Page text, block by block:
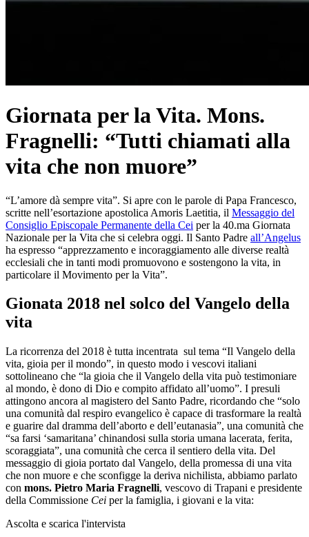
Giornata per la Vita. Mons.
Fragnelli: “Tutti chiamati alla
vita che non muore”
“L’amore dà sempre vita”. Si apre con le parole di Papa Francesco,
scritte nell’esortazione apostolica Amoris Laetitia, il Messaggio del
Consiglio Episcopale Permanente della Cei per la 40.ma Giornata
Nazionale per la Vita che si celebra oggi. Il Santo Padre all’Angelus
ha espresso “apprezzamento e incoraggiamento alle diverse realtà
ecclesiali che in tanti modi promuovono e sostengono la vita, in
particolare il Movimento per la Vita”.
Gionata 2018 nel solco del Vangelo della
vita
La ricorrenza del 2018 è tutta incentrata sul tema “Il Vangelo della
vita, gioia per il mondo”, in questo modo i vescovi italiani
sottolineano che “la gioia che il Vangelo della vita può testimoniare
al mondo, è dono di Dio e compito affidato all’uomo”. I presuli
attingono ancora al magistero del Santo Padre, ricordando che “solo
una comunità dal respiro evangelico è capace di trasformare la realtà
e guarire dal dramma dell’aborto e dell’eutanasia”, una comunità che
“sa farsi ‘samaritana’ chinandosi sulla storia umana lacerata, ferita,
scoraggiata”, una comunità che cerca il sentiero della vita. Del
messaggio di gioia portato dal Vangelo, della promessa di una vita
che non muore e che sconfigge la deriva nichilista, abbiamo parlato
con mons. Pietro Maria Fragnelli, vescovo di Trapani e presidente
della Commissione Cei per la famiglia, i giovani e la vita:
Ascolta e scarica l'intervista